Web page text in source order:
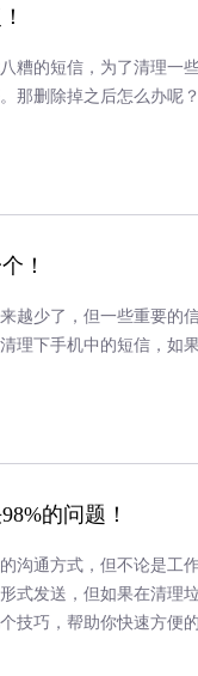
糟的短信，为了清理一
那删除掉之后怎么办呢
！
越少了，但一些重要的
理下手机中的短信，如
的问题！
沟通方式，但不论是工
式发送，但如果在清理
技巧，帮助你快速方便